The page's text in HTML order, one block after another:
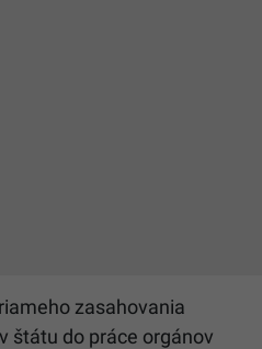
zasahovania
štátu do práce orgánov